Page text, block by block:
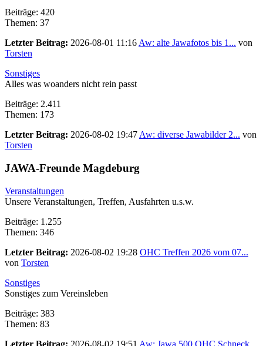
Beiträge: 420
Themen: 37
Letzter Beitrag: 2026-08-01 11:16 Aw: alte Jawafotos bis 1... von
Torsten
Sonstiges
Alles was woanders nicht rein passt
Beiträge: 2.411
Themen: 173
Letzter Beitrag: 2026-08-02 19:47 Aw: diverse Jawabilder 2... von
Torsten
JAWA-Freunde Magdeburg
Veranstaltungen
Unsere Veranstaltungen, Treffen, Ausfahrten u.s.w.
Beiträge: 1.255
Themen: 346
Letzter Beitrag: 2026-08-02 19:28 OHC Treffen 2026 vom 07...
von Torsten
Sonstiges
Sonstiges zum Vereinsleben
Beiträge: 383
Themen: 83
Letzter Beitrag: 2026-08-02 19:51 Aw: Jawa 500 OHC Schneck...